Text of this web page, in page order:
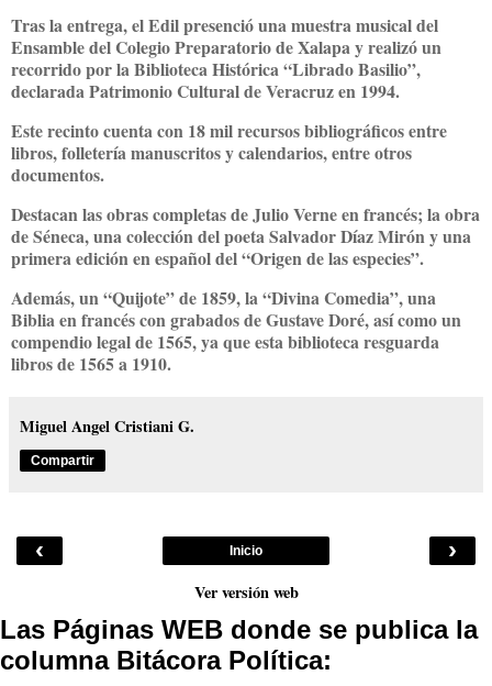
Tras la entrega, el Edil presenció una muestra musical del
Ensamble del Colegio Preparatorio de Xalapa y realizó un
recorrido por la Biblioteca Histórica “Librado Basilio”,
declarada Patrimonio Cultural de Veracruz en 1994.
Este recinto cuenta con 18 mil recursos bibliográficos entre
libros, folletería manuscritos y calendarios, entre otros
documentos.
Destacan las obras completas de Julio Verne en francés; la obra
de Séneca, una colección del poeta Salvador Díaz Mirón y una
primera edición en español del “Origen de las especies”.
Además, un “Quijote” de 1859, la “Divina Comedia”, una
Biblia en francés con grabados de Gustave Doré, así como un
compendio legal de 1565, ya que esta biblioteca resguarda
libros de 1565 a 1910.
Miguel Angel Cristiani G.
Compartir
‹ ›
Inicio
Ver versión web
Las Páginas WEB donde se publica la
columna Bitácora Política: